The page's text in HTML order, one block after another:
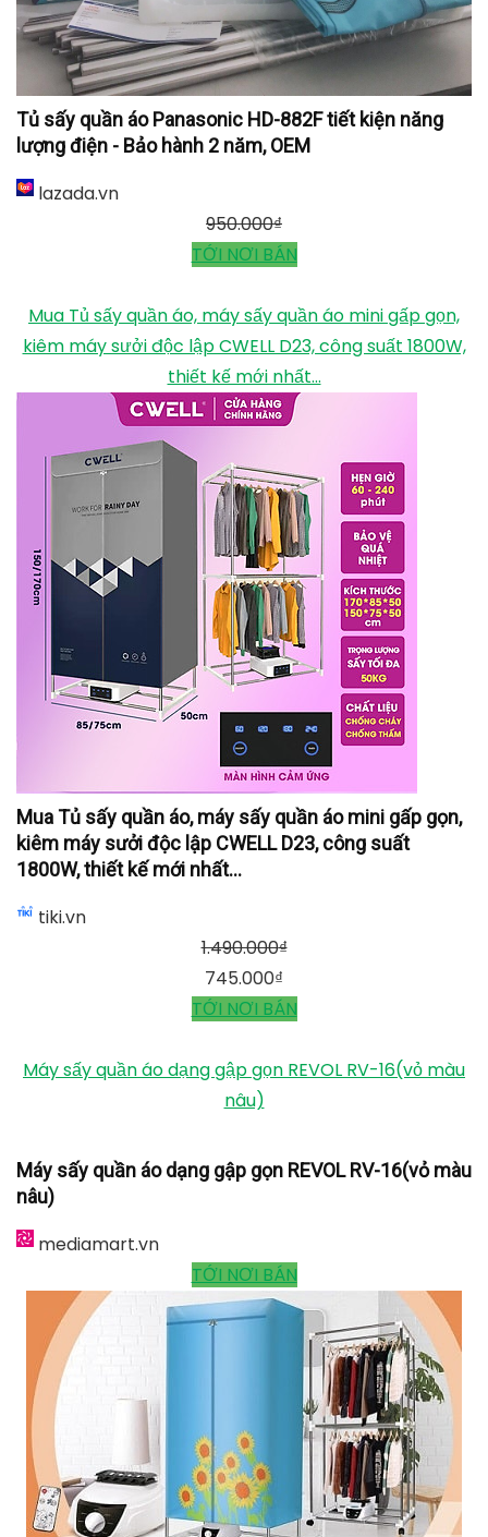
Tủ sấy quần áo Panasonic HD-882F tiết kiện năng
lượng điện - Bảo hành 2 năm, OEM
lazada.vn
950.000₫
TỚI NƠI BÁN
Mua Tủ sấy quần áo, máy sấy quần áo mini gấp gọn,
kiêm máy sưởi độc lập CWELL D23, công suất 1800W,
thiết kế mới nhất...
Mua Tủ sấy quần áo, máy sấy quần áo mini gấp gọn,
kiêm máy sưởi độc lập CWELL D23, công suất
1800W, thiết kế mới nhất...
tiki.vn
1.490.000₫
745.000₫
TỚI NƠI BÁN
Máy sấy quần áo dạng gập gọn REVOL RV-16(vỏ màu
nâu)